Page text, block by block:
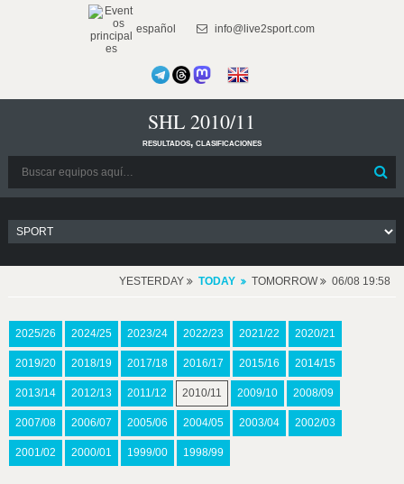
español info@live2sport.com
SHL 2010/11
resultados, clasificaciones
YESTERDAY TODAY TOMORROW 06/08 19:58
2025/26 2024/25 2023/24 2022/23 2021/22 2020/21
2019/20 2018/19 2017/18 2016/17 2015/16 2014/15
2013/14 2012/13 2011/12 2010/11 2009/10 2008/09
2007/08 2006/07 2005/06 2004/05 2003/04 2002/03
2001/02 2000/01 1999/00 1998/99